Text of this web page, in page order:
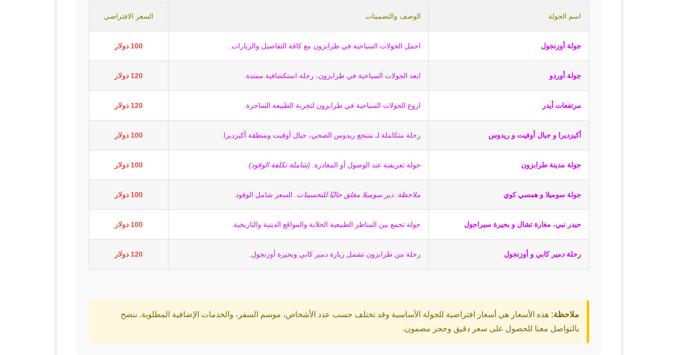
اسم الجولة الوصف والتضمينات السعر الافتراضي
جولة أوزنجول اجمل الجولات السياحية في طرابزون مع كافة التفاصيل والزيارات. 100 دولار
جولة أوردو ابعد الجولات السياحية في طرابزون، رحلة استكشافية ممتدة. 120 دولار
مرتفعات أيدر اروع الجولات السياحية في طرابزون لتجربة الطبيعة الساحرة. 120 دولار
أكيزديرا و جبال أوفيت و ريدوس رحلة متكاملة لـ منتجع ريدوس الصحي، جبال أوفيت ومنطقة أكيزديرا. 100 دولار
جولة مدينة طرابزون جولة تعريفية عند الوصول أو المغادرة. (شاملة تكلفة الوقود) 100 دولار
جولة سوميلا و همسي كوي ملاحظة: دير سوميلا مغلق حاليًا للتحسينات. السعر شامل الوقود. 100 دولار
حيدر نبي، مغارة تشال و بحيرة سيراجول جولة تجمع بين المناظر الطبيعية الخلابة والمواقع الدينية والتاريخية. 100 دولار
رحلة دمير كابي و أوزنجول رحلة من طرابزون تشمل زيارة دمير كابي وبحيرة أوزنجول. 120 دولار
ملاحظة: هذه الأسعار هي أسعار افتراضية للجولة الأساسية وقد تختلف حسب عدد الأشخاص، موسم السفر، والخدمات الإضافية المطلوبة. ننصح
بالتواصل معنا للحصول على سعر دقيق وحجز مضمون.